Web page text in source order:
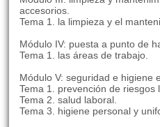
accesorios.
Tema 1. la limpieza y el
Módulo IV: puesta a punto de
Tema 1. las áreas de trabajo.
Módulo V: seguridad e higiene
Tema 1. prevención de riesgos
Tema 2. salud laboral.
Tema 3. higiene personal y